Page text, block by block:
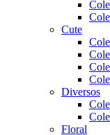
Cute
Diversos
Floral